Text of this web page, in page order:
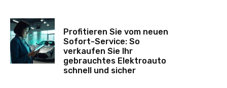
Profitieren Sie vom neuen
Sofort-Service: So
verkaufen Sie Ihr
gebrauchtes Elektroauto
schnell und sicher